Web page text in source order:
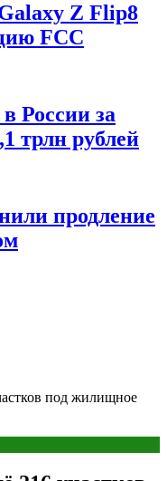
Z Flip8
FCC
России за
трлн рублей
продление
под жилищное